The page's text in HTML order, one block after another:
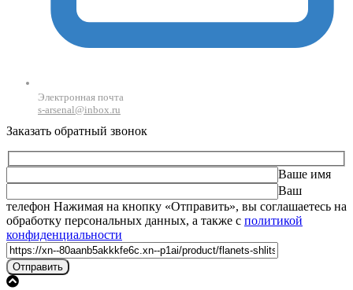
Электронная почта
s-arsenal@inbox.ru
Заказать обратный звонок
Ваше имя
Ваш
телефон Оставьте это поле пустым.
Нажимая на кнопку «Отправить», вы соглашаетесь на
обработку персональных данных, а также с политикой
конфиденциальности